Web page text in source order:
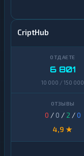
CriptHub
6 801
10 000 / 150 000
0 / 0 / 2 /0
4,9 ★